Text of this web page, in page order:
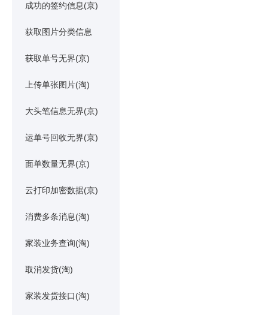
成功的签约信息(京)
获取图片分类信息
获取单号无界(京)
上传单张图片(淘)
大头笔信息无界(京)
运单号回收无界(京)
面单数量无界(京)
云打印加密数据(京)
消费多条消息(淘)
家装业务查询(淘)
取消发货(淘)
家装发货接口(淘)